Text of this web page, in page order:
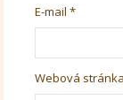
E-mail*
Webová stránka